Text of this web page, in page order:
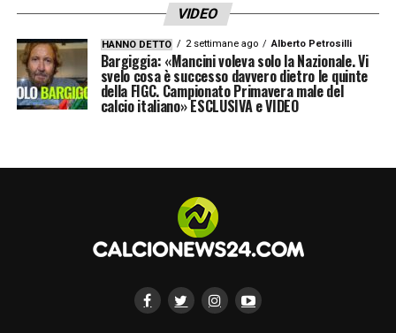
VIDEO
HANNO DETTO 2 settimane ago Alberto Petrosilli
Bargiggia: «Mancini voleva solo la Nazionale. Vi
svelo cosa è successo davvero dietro le quinte
della FIGC. Campionato Primavera male del
calcio italiano» ESCLUSIVA e VIDEO